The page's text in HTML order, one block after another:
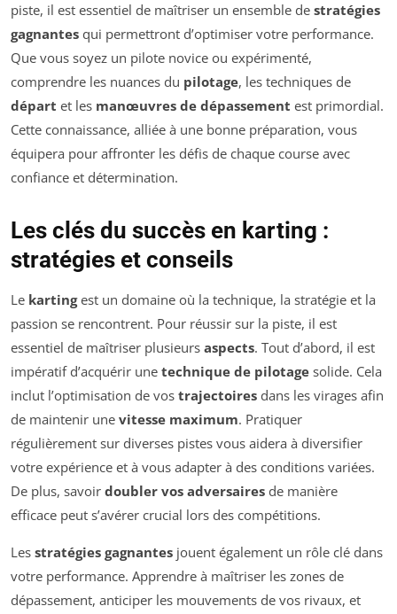
piste, il est essentiel de maîtriser un ensemble de stratégies
gagnantes qui permettront d’optimiser votre performance.
Que vous soyez un pilote novice ou expérimenté,
comprendre les nuances du pilotage, les techniques de
départ et les manœuvres de dépassement est primordial.
Cette connaissance, alliée à une bonne préparation, vous
équipera pour affronter les défis de chaque course avec
confiance et détermination.
Les clés du succès en karting :
stratégies et conseils
Le kartingest un domaine où la technique, la stratégie et la
passion se rencontrent. Pour réussir sur la piste, il est
essentiel de maîtriser plusieurs aspects. Tout d’abord, il est
impératif d’acquérir une technique de pilotage solide. Cela
inclut l’optimisation de vos trajectoires dans les virages afin
de maintenir une vitesse maximum. Pratiquer
régulièrement sur diverses pistes vous aidera à diversifier
votre expérience et à vous adapter à des conditions variées.
De plus, savoir doubler vos adversaires de manière
efficace peut s’avérer crucial lors des compétitions.
Les stratégies gagnantes jouent également un rôle clé dans
votre performance. Apprendre à maîtriser les zones de
dépassement, anticiper les mouvements de vos rivaux, et